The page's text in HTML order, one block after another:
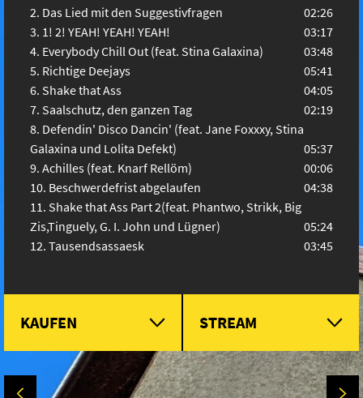
Das Lied mit den Suggestivfragen
02:26
1! 2! YEAH! YEAH! YEAH!
03:17
Everybody Chill Out (feat. Stina Galaxina)
03:48
Richtige Deejays
05:41
Shake that Ass
04:05
Saalschutz, den ganzen Tag
02:19
Defendin' Disco Dancin' (feat. Jane Foxxxy, Stina
Galaxina und Lolita Defekt)
05:37
Achilles (feat. Knarf Rellöm)
00:06
Beschwerdefrist abgelaufen
04:38
Shake that Ass Part 2(feat. Phantwo, Strikk, Big
Zis,Tinguely, G. I. John und Lügner)
05:24
Tausendsassaesk
03:45
KAUFEN STREAM